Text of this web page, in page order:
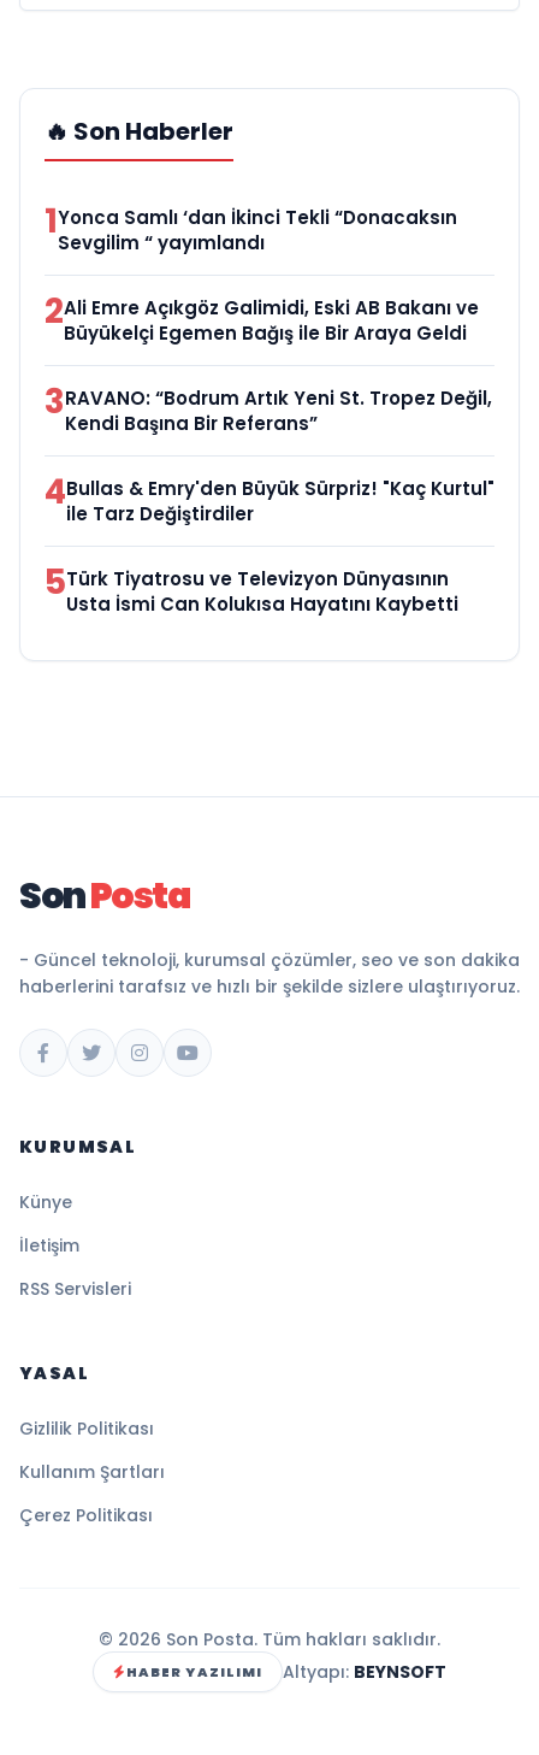
🔥 Son Haberler
1Yonca Samlı ‘dan İkinci Tekli “Donacaksın
Sevgilim “ yayımlandı
2Ali Emre Açıkgöz Galimidi, Eski AB Bakanı ve
Büyükelçi Egemen Bağış ile Bir Araya Geldi
3RAVANO: “Bodrum Artık Yeni St. Tropez Değil,
Kendi Başına Bir Referans”
4Bullas & Emry'den Büyük Sürpriz! "Kaç Kurtul"
ile Tarz Değiştirdiler
5Türk Tiyatrosu ve Televizyon Dünyasının
Usta İsmi Can Kolukısa Hayatını Kaybetti
SonPosta
- Güncel teknoloji, kurumsal çözümler, seo ve son dakika
haberlerini tarafsız ve hızlı bir şekilde sizlere ulaştırıyoruz.
KURUMSAL
Künye
İletişim
RSS Servisleri
YASAL
Gizlilik Politikası
Kullanım Şartları
Çerez Politikası
© 2026 Son Posta. Tüm hakları saklıdır.
HABER YAZILIMI Altyapı: BEYNSOFT